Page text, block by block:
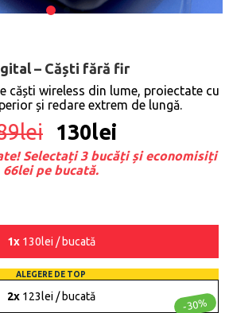
– Căști fără fir
căști wireless din lume, proiectate cu
și redare extrem de lungă.
lei 130lei
Selectați 3 bucăți și economisiți
66lei pe bucată.
1x130lei / bucată
ALEGERE DE TOP
2x123lei / bucată
-30%